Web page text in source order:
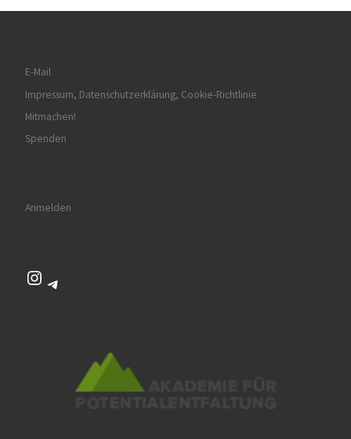
E-Mail
Impressum, Datenschutzerklärung, Cookie-Richtlinie
Mitmachen!
Spenden
Anmelden
Instagram
Telegram